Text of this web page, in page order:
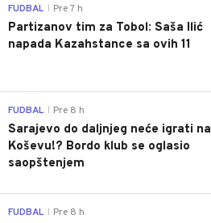
FUDBAL Pre 7 h
Partizanov tim za Tobol: Saša Ilić
napada Kazahstance sa ovih 11
FUDBAL Pre 8 h
Sarajevo do daljnjeg neće igrati na
Koševu!? Bordo klub se oglasio
saopštenjem
FUDBAL Pre 8 h